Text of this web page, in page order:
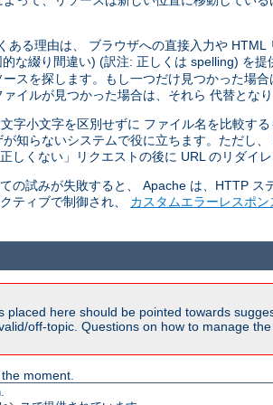
る理由は、 ブラウザへの直接入力や
な綴り間違い) (訳注: 正しくは spelling) を
スを探します。もし一つだけ見つかった場
イルが見つかった場合は、それら 代替とな
字小文字を区別せずに ファイル名を比較す
知らないシステムで役に立ちます。ただし
しくない」リクエストの後に URL のリダ
の試みが失敗すると、 Apache は、HTTP
ティブで制御され、 カスタムエラーレスポン
placed here should be pointed towards
off-topic. Questions on how to manage
moment.